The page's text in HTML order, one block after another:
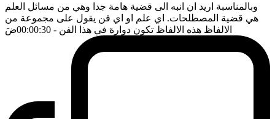
وبالمناسبة اريد ان انبه الى قضية هامة جدا وهي من مسائل العلم
هي قضية المصطلحات. اي علم او اي فن يقول على مجموعة من
الالفاظ هذه الالفاظ تكون دوارة في هذا الفن - 00:00:30 ضَ